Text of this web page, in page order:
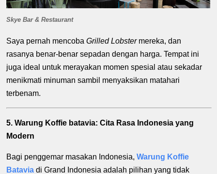
Skye Bar & Restaurant
Saya pernah mencobaGrilled Lobstermereka, dan
rasanya benar-benar sepadan dengan harga. Tempat ini
juga ideal untuk merayakan momen spesial atau sekadar
menikmati minuman sambil menyaksikan matahari
terbenam.
5. Warung Koffie batavia: Cita Rasa Indonesia yang
Modern
Bagi penggemar masakan Indonesia,Warung Koffie
Batavia di Grand Indonesia adalah pilihan yang tidak